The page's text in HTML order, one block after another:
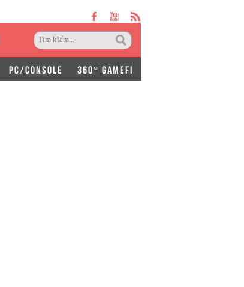
PC/CONSOLE 360° GAMEFI